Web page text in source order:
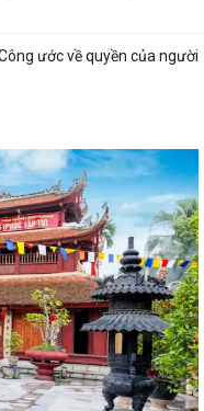
ước về quyền của người
Hội Người cao tuổi xã Hà
Hội Người cao tuổi xã Hà
VỤ THÀNH ỦY về phương
gia hoạt động ở thôn Cổ
gia hoạt động ở thôn Cổ